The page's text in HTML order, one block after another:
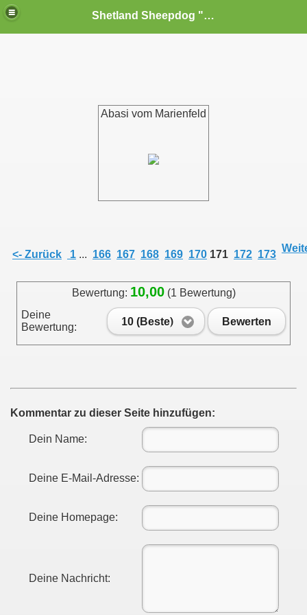
Shetland Sheepdog "Sheltie" s vom Dornenfeld FCI
Abasi vom Marienfeld
<- Zurück 1 ... 166 167 168 169 170 171 172 173
Bewertung: 10,00(1 Bewertung)
Deine
Bewertung:
10 (Beste) Bewerten
Kommentar zu dieser Seite hinzufügen:
Dein Name:
Deine E-Mail-Adresse:
Deine Homepage:
Deine Nachricht: